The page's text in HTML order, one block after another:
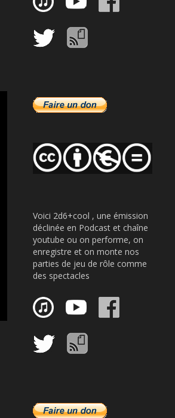
Voici 2d6+cool , une émission
déclinée en Podcast et chaîne
youtube ou on performe, on
enregistre et on monte nos
parties de jeu de rôle comme
des spectacles